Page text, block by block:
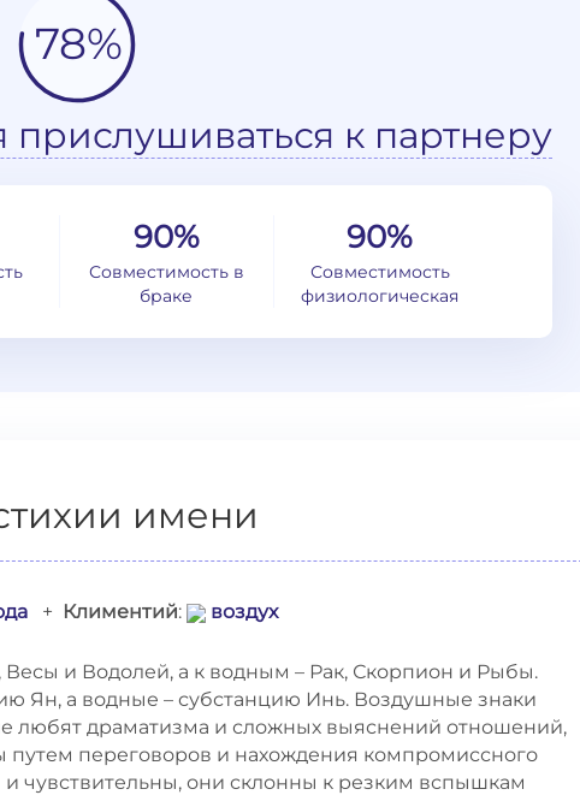
78%
к партнеру
90%
Совместимость в
браке
90%
Совместимость
физиологическая
имени
+ Климентий: воздух
и Водолей, а к водным – Рак, Скорпион и Рыбы.
Ян, а водные – субстанцию Инь. Воздушные знаки
любят драматизма и сложных выяснений отношений,
переговоров и нахождения компромиссного
чувствительны, они склонны к резким вспышкам